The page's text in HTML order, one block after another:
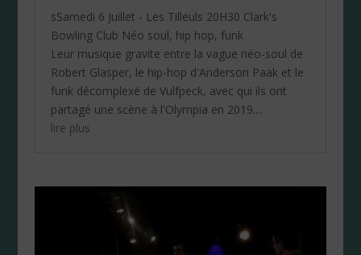
sSamedi 6 Juillet - Les Tilleuls 20H30 Clark's
Bowling Club Néo soul, hip hop, funk
Leur musique gravite entre la vague néo-soul de
Robert Glasper, le hip-hop d'Anderson Paak et le
funk décomplexé de Vulfpeck, avec qui ils ont
partagé une scène à l'Olympia en 2019....
lire plus